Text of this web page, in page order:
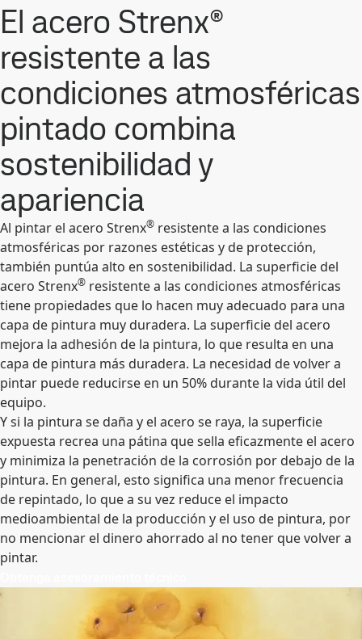
El acero Strenx®
resistente a las
condiciones atmosféricas
pintado combina
sostenibilidad y
apariencia
Al pintar el acero Strenx® resistente a las condiciones
atmosféricas por razones estéticas y de protección,
también puntúa alto en sostenibilidad. La superficie del
acero Strenx® resistente a las condiciones atmosféricas
tiene propiedades que lo hacen muy adecuado para una
capa de pintura muy duradera. La superficie del acero
mejora la adhesión de la pintura, lo que resulta en una
capa de pintura más duradera. La necesidad de volver a
pintar puede reducirse en un 50% durante la vida útil del
equipo.
Y si la pintura se daña y el acero se raya, la superficie
expuesta recrea una pátina que sella eficazmente el acero
y minimiza la penetración de la corrosión por debajo de la
pintura. En general, esto significa una menor frecuencia
de repintado, lo que a su vez reduce el impacto
medioambiental de la producción y el uso de pintura, por
no mencionar el dinero ahorrado al no tener que volver a
pintar.